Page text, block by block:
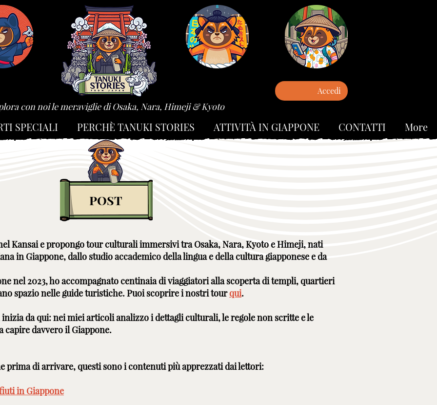
Accedi
con noi le meraviglie di Osaka, Nara, Himeji & Kyoto
POST
Kansai e propongo tour culturali immersivi tra Osaka, Nara, Kyoto e Himeji, nati
in Giappone, dallo studio accademico della lingua e della cultura giapponese e da
nel 2023, ho accompagnato centinaia di viaggiatori alla scoperta di templi, quartieri
spazio nelle guide turistiche. Puoi scoprire i nostri tourqui.
da qui: nei miei articoli analizzo i dettagli culturali, le regole non scritte e le
capire davvero il Giappone.
prima di arrivare, questi sono i contenuti più apprezzati dai lettori:
in Giappone
SPECIALI PERCHÈ TANUKI STORIES ATTIVITÀ IN GIAPPONE CONTATTI More